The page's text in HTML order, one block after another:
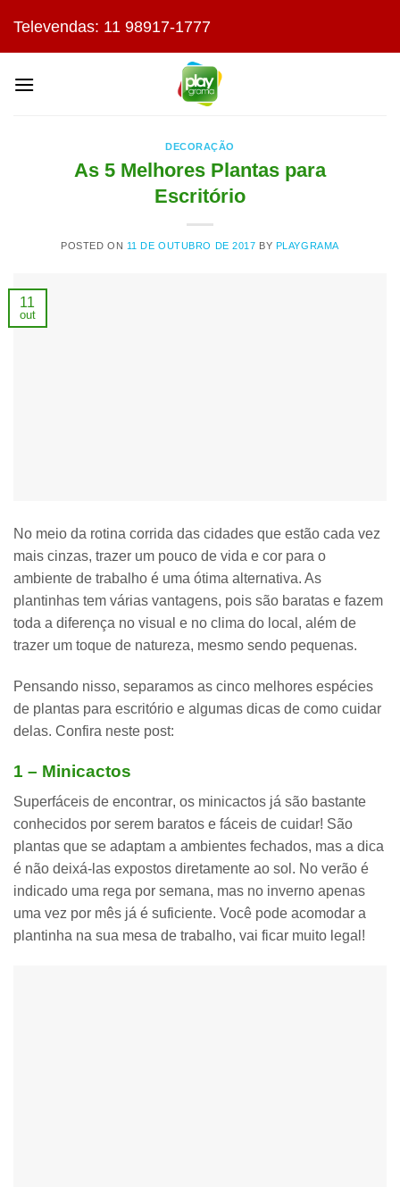
content
Televendas: 11 98917-1777
DECORAÇÃO
As 5 Melhores Plantas para
Escritório
POSTED ON 11 DE OUTUBRO DE 2017 BY PLAYGRAMA
11
out
No meio da rotina corrida das cidades que estão cada vez
mais cinzas, trazer um pouco de vida e cor para o
ambiente de trabalho é uma ótima alternativa. As
plantinhas tem várias vantagens, pois são baratas e fazem
toda a diferença no visual e no clima do local, além de
trazer um toque de natureza, mesmo sendo pequenas.
Pensando nisso, separamos as cinco melhores espécies
de plantas para escritório e algumas dicas de como cuidar
delas. Confira neste post:
1 – Minicactos
Superfáceis de encontrar, os minicactos já são bastante
conhecidos por serem baratos e fáceis de cuidar! São
plantas que se adaptam a ambientes fechados, mas a dica
é não deixá-las expostos diretamente ao sol . No verão é
indicado uma rega por semana, mas no inverno apenas
uma vez por mês já é suficiente. Você pode acomodar a
plantinha na sua mesa de trabalho, vai ficar muito legal!